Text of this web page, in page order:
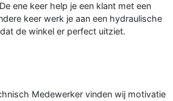
ene keer help je een klant met een
keer werk je aan een hydraulische
de winkel er perfect uitziet.
Medewerker vinden wij motivatie